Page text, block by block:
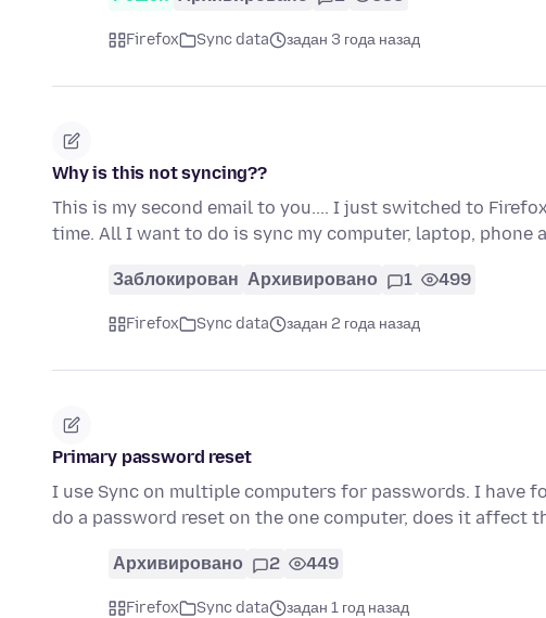
Firefox Sync data задан 3 года назад
Why is this not syncing??
This is my second email to you.... I just switched to
time. All I want to do is sync my computer, laptop, phone
Заблокирован Архивировано 1 499
Firefox Sync data задан 2 года назад
Primary password reset
I use Sync on multiple computers for passwords. I have
do a password reset on the one computer, does it affect
Архивировано 2 449
Firefox Sync data задан 1 год назад